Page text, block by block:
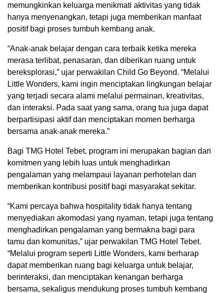
memungkinkan keluarga menikmati aktivitas yang tidak
hanya menyenangkan, tetapi juga memberikan manfaat
positif bagi proses tumbuh kembang anak.
“Anak-anak belajar dengan cara terbaik ketika mereka
merasa terlibat, penasaran, dan diberikan ruang untuk
bereksplorasi,” ujar perwakilan Child Go Beyond. “Melalui
Little Wonders, kami ingin menciptakan lingkungan belajar
yang terjadi secara alami melalui permainan, kreativitas,
dan interaksi. Pada saat yang sama, orang tua juga dapat
berpartisipasi aktif dan menciptakan momen berharga
bersama anak-anak mereka.”
Bagi TMG Hotel Tebet, program ini merupakan bagian dari
komitmen yang lebih luas untuk menghadirkan
pengalaman yang melampaui layanan perhotelan dan
memberikan kontribusi positif bagi masyarakat sekitar.
“Kami percaya bahwa hospitality tidak hanya tentang
menyediakan akomodasi yang nyaman, tetapi juga tentang
menghadirkan pengalaman yang bermakna bagi para
tamu dan komunitas,” ujar perwakilan TMG Hotel Tebet.
“Melalui program seperti Little Wonders, kami berharap
dapat memberikan ruang bagi keluarga untuk belajar,
berinteraksi, dan menciptakan kenangan berharga
bersama, sekaligus mendukung proses tumbuh kembang